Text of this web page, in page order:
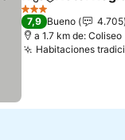
Agregar a
3 Estrellas
7,9 Bueno
4.705
a 1.7 km de: Coliseo
Habitaciones